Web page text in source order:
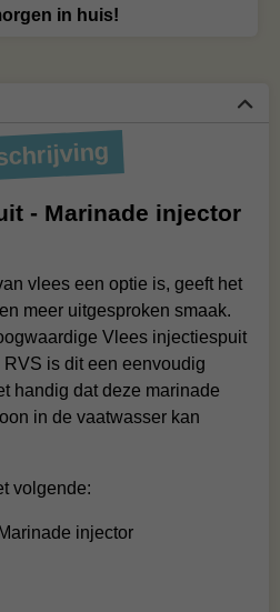
in huis!
- Marinade injector
vlees een optie is, geeft het
meer uitgesproken smaak.
Vlees injectiespuit
is dit een eenvoudig
handig dat deze marinade
in de vaatwasser kan
volgende:
injector